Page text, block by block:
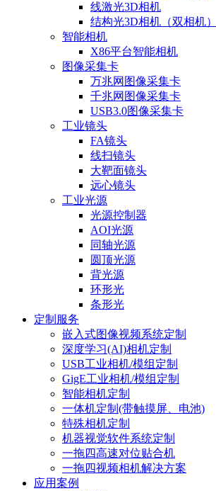
线激光3D相机
结构光3D相机（双相机）
智能相机
X86平台智能相机
图像采集卡
万兆网图像采集卡
千兆网图像采集卡
USB3.0图像采集卡
工业镜头
FA镜头
线扫镜头
大靶面镜头
远心镜头
工业光源
光源控制器
AOI光源
同轴光源
圆顶光源
背光源
环形光
条形光
定制服务
嵌入式图像视频系统定制
深度学习(AI)相机定制
USB工业相机/模组定制
GigE工业相机/模组定制
智能相机定制
一体机定制(带触摸屏、电池)
特殊相机定制
机器视觉软件系统定制
一拖四高速对位贴合机
一拖四视频相机解决方案
应用案例